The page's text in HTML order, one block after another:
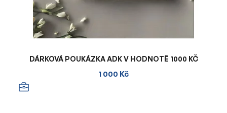
DÁRKOVÁ POUKÁZKA ADK V HODNOTĚ 1000 KČ
1 000 Kč